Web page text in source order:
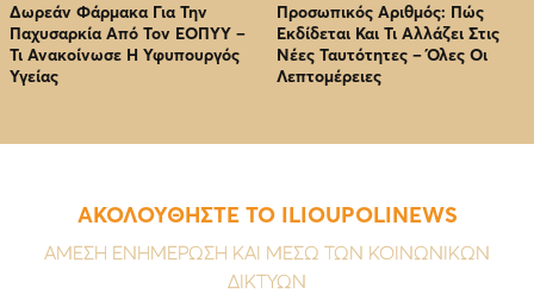
Δωρεάν Φάρμακα Για Την
Παχυσαρκία Από Τον EOΠΥΥ –
Τι Ανακοίνωσε Η Υφυπουργός
Υγείας
Προσωπικός Αριθμός: Πώς
Εκδίδεται Και Τι Αλλάζει Στις
Νέες Ταυτότητες – Όλες Οι
Λεπτομέρειες
ΑΚΟΛΟΥΘΗΣΤΕ ΤΟ ILIOUPOLINEWS
ΑΜΕΣΗ ΕΝΗΜΕΡΩΣΗ ΚΑΙ ΜΕΣΩ ΤΩΝ ΚΟΙΝΩΝΙΚΩΝ
ΔΙΚΤΥΩΝ